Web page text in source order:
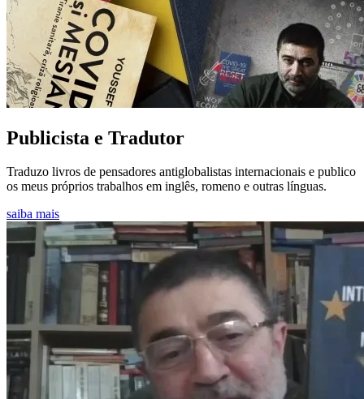
Publicista e Tradutor
Traduzo livros de pensadores antiglobalistas internacionais e publico
os meus próprios trabalhos em inglês, romeno e outras línguas.
saiba mais